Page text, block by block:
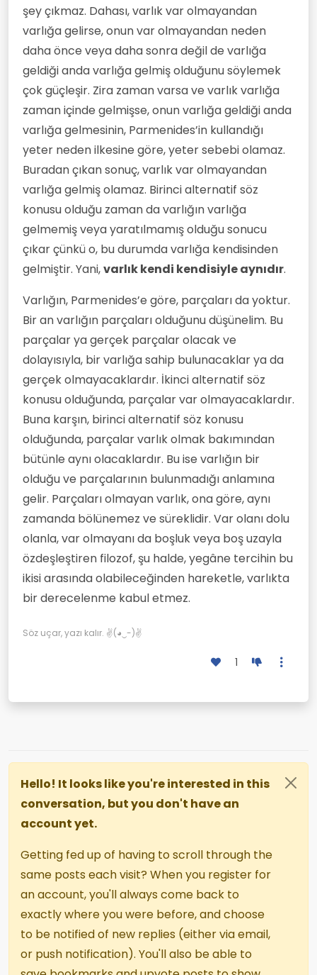
şey çıkmaz. Dahası, varlık var olmayandan
varlığa gelirse, onun var olmayandan neden
daha önce veya daha sonra değil de varlığa
geldiği anda varlığa gelmiş olduğunu söylemek
çok güçleşir. Zira zaman varsa ve varlık varlığa
zaman içinde gelmişse, onun varlığa geldiği anda
varlığa gelmesinin, Parmenides’in kullandığı
yeter neden ilkesine göre, yeter sebebi olamaz.
Buradan çıkan sonuç, varlık var olmayandan
varlığa gelmiş olamaz. Birinci alternatif söz
konusu olduğu zaman da varlığın varlığa
gelmemiş veya yaratılmamış olduğu sonucu
çıkar çünkü o, bu durumda varlığa kendisinden
gelmiştir. Yani,varlık kendi kendisiyle aynıdır.
Varlığın, Parmenides’e göre, parçaları da yoktur.
Bir an varlığın parçaları olduğunu düşünelim. Bu
parçalar ya gerçek parçalar olacak ve
dolayısıyla, bir varlığa sahip bulunacaklar ya da
gerçek olmayacaklardır. İkinci alternatif söz
konusu olduğunda, parçalar var olmayacaklardır.
Buna karşın, birinci alternatif söz konusu
olduğunda, parçalar varlık olmak bakımından
bütünle aynı olacaklardır. Bu ise varlığın bir
olduğu ve parçalarının bulunmadığı anlamına
gelir. Parçaları olmayan varlık, ona göre, aynı
zamanda bölünemez ve süreklidir. Var olanı dolu
olanla, var olmayanı da boşluk veya boş uzayla
özdeşleştiren filozof, şu halde, yegâne tercihin bu
ikisi arasında olabileceğinden hareketle, varlıkta
bir derecelenme kabul etmez.
Söz uçar, yazı kalır. ✌(◕‿-)✌
1
Hello! It looks like you're interested in this
conversation, but you don't have an
account yet.
Getting fed up of having to scroll through the
same posts each visit? When you register for
an account, you'll always come back to
exactly where you were before, and choose
to be notified of new replies (either via email,
or push notification). You'll also be able to